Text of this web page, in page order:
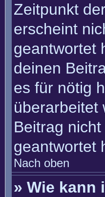
Zeitpunkt
erscheint
geantwortet
deinen
es für nötig
überarbeitet
Beitrag
geantwortet
Nach oben
» Wie kann